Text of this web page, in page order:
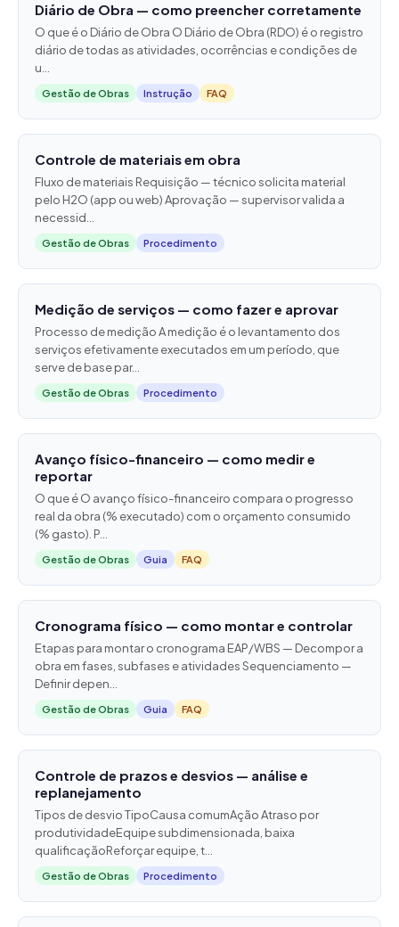
Diário de Obra — como preencher corretamente
O que é o Diário de Obra O Diário de Obra (RDO) é o registro
diário de todas as atividades, ocorrências e condições de
u...
Gestão de Obras Instrução FAQ
Controle de materiais em obra
Fluxo de materiais Requisição — técnico solicita material
pelo H2O (app ou web) Aprovação — supervisor valida a
necessid...
Gestão de Obras Procedimento
Medição de serviços — como fazer e aprovar
Processo de medição A medição é o levantamento dos
serviços efetivamente executados em um período, que
serve de base par...
Gestão de Obras Procedimento
Avanço físico-financeiro — como medir e
reportar
O que é O avanço físico-financeiro compara o progresso
real da obra (% executado) com o orçamento consumido
(% gasto). P...
Gestão de Obras Guia FAQ
Cronograma físico — como montar e controlar
Etapas para montar o cronograma EAP/WBS — Decompor a
obra em fases, subfases e atividades Sequenciamento —
Definir depen...
Gestão de Obras Guia FAQ
Controle de prazos e desvios — análise e
replanejamento
Tipos de desvio TipoCausa comumAção Atraso por
produtividadeEquipe subdimensionada, baixa
qualificaçãoReforçar equipe, t...
Gestão de Obras Procedimento